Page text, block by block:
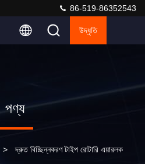
86-519-86352543
উদ্ধৃতি
পণ্য
> দ্রুত বিচ্ছিন্নকরণ টাইপ রোটারি এয়ারলক